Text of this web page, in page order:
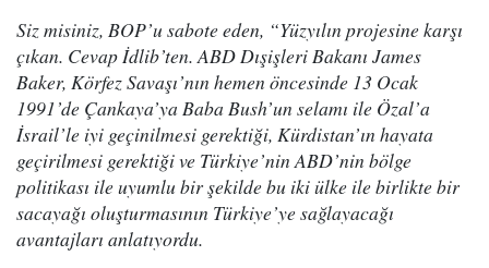
Siz misiniz, BOP’u sabote eden, “Yüzyılın projesine karşı
çıkan. Cevap İdlib’ten. ABD Dışişleri Bakanı James
Baker, Körfez Savaşı’nın hemen öncesinde 13 Ocak
1991’de Çankaya’ya Baba Bush’un selamı ile Özal’a
İsrail’le iyi geçinilmesi gerektiği, Kürdistan’ın hayata
geçirilmesi gerektiği ve Türkiye’nin ABD’nin bölge
politikası ile uyumlu bir şekilde bu iki ülke ile birlikte bir
sacayağı oluşturmasının Türkiye’ye sağlayacağı
avantajları anlatıyordu.